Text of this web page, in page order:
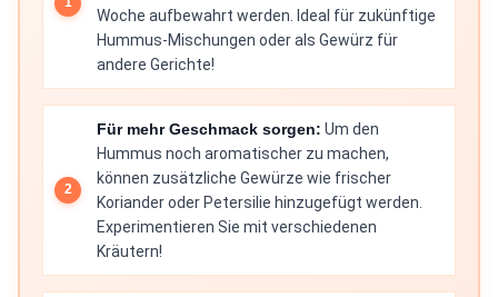
Woche aufbewahrt werden. Ideal für zukünftige
Hummus-Mischungen oder als Gewürz für
andere Gerichte!
Für mehr Geschmack sorgen: Um den
Hummus noch aromatischer zu machen,
können zusätzliche Gewürze wie frischer
Koriander oder Petersilie hinzugefügt werden.
Experimentieren Sie mit verschiedenen
Kräutern!